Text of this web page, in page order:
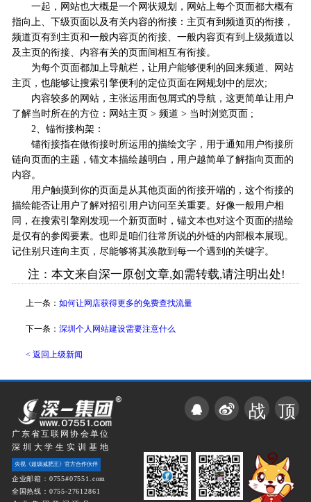
一起，网站也大概是一个网状规划，网站上每个页面都大概有
指向上、下级页面以及有关内容的衔接：主页有到频道页的衔接，
频道页有到主页和一般内容页的衔接、一般内容页有到上级频道以
及主页的衔接、内容有关的页面间相互有衔接。
为每个页面都加上导航栏，让用户能够便利的回来频道、网站
主页，也能够让搜索引擎便利的定位页面在网规划中的层次;
内容较多的网站，主张运用面包屑式的导航，这更简单让用户
了解当时所在的方位：网站主页 > 频道 > 当时浏览页面 ;
2、锚衔接构架：
锚衔接指在做衔接时所运用的描绘文字，用于通知用户衔接所
链向页面的主题，锚文本描绘越明白，用户越简单了解指向页面的
内容。
用户触摸到你的页面是从其他页面的衔接开端的，这个衔接的
描绘能否让用户了解对招引用户访问至关重要。好像一般用户相
同，在搜索引擎刚发现一个新页面时，锚文本也对这个页面的描绘
是仅有的参阅要素。也即是咱们往常所说的外链的内部根本展现。
记住别只连向主页，尽能够将其涣散到每一个遇到的关键字。
注：本文来自深一原创文章,如需转载,请注明出处!
上一条： 如何让网店获得更多的免费查找流量
下一条： 深圳个人网站建设需要注意什么
< 返回上级新闻
广东省互联网协会单位
深圳大学生实训基地
央视《超级减肥王》官方合作伙伴
企业邮箱：0755#07551.com
全国热线：0755-27612861
战 顶